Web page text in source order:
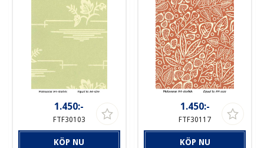
1.450:-
FTF30103
KÖP NU
1.450:-
FTF30117
KÖP NU